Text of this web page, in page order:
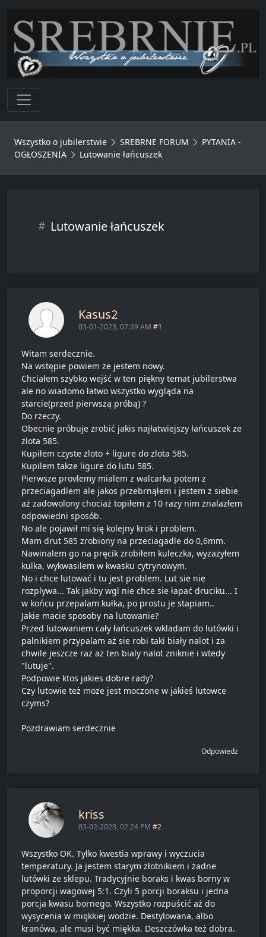
Toggle navigation
Wszystko o jubilerstwie SREBRNE FORUM
PYTANIA -
OGŁOSZENIA
Lutowanie łańcuszek
Lutowanie łańcuszek
Kasus2
03-01-2023, 07:39 AM #1
Witam serdecznie.
Na wstępie powiem że jestem nowy.
Chciałem szybko wejść w ten piękny temat jubilerstwa
ale no wiadomo łatwo wszystko wygląda na
starcie(przed pierwszą próbą) ?
Do rzeczy.
Obecnie próbuje zrobić jakis najłatwiejszy łańcuszek ze
zlota 585.
Kupiłem czyste zloto + ligure do zlota 585.
Kupilem takze ligure do lutu 585.
Pierwsze provlemy mialem z walcarka potem z
przeciagadlem ale jakos przebrnąłem i jestem z siebie
aż zadowolony chociaż topiłem z 10 razy nim znalazłem
odpowiedni sposób.
No ale pojawił mi się kolejny krok i problem.
Mam drut 585 zrobiony na przeciagadle do 0,6mm.
Nawinalem go na pręcik zrobiłem kuleczka, wyzażyłem
kulka, wykwasilem w kwasku cytrynowym.
No i chce lutować i tu jest problem. Lut sie nie
rozplywa... Tak jakby wgl nie chce sie łapać druciku... I
w końcu przepalam kułka, po prostu je stapiam..
Jakie macie sposoby na lutowanie?
Przed lutowaniem cały łańcuszek wkladam do lutówki i
palnikiem przypalam aż sie robi taki biały nalot i za
chwile jeszcze raz aż ten bialy nalot zniknie i wtedy
"lutuje".
Podpowie ktos jakies dobre rady?
Czy lutowie też moze jest moczone w jakieś lutowce
czyms?
Pozdrawiam serdecznie
Odpowiedz
kriss
03-02-2023, 02:24 PM #2
Wszystko OK. Tylko kwestia wprawy i wyczucia
temperatury. Ja jestem starym złotnikiem i żadne
lutówki ze sklepu. Tradycyjnie boraks i kwas borny w
proporcji wagowej 5:1. Czyli 5 porcji boraksu i jedna
porcja kwasu bornego. Wszystko rozpuścić aż do
wysycenia w miękkiej wodzie. Destylowana, albo
kranówa, ale musi być miękka. Deszczówka też dobra.